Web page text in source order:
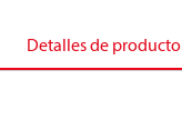
Detalles de producto